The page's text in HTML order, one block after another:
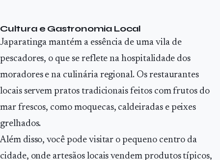
Cultura e Gastronomia Local
Japaratinga mantém a essência de uma vila de
pescadores, o que se reflete na hospitalidade dos
moradores e na culinária regional. Os restaurantes
locais servem pratos tradicionais feitos com frutos do
mar frescos, como moquecas, caldeiradas e peixes
grelhados.
Além disso, você pode visitar o pequeno centro da
cidade, onde artesãos locais vendem produtos típicos,